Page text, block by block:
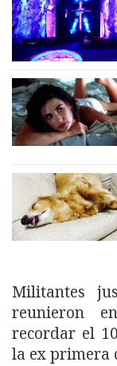
Militantes
reunieron
recordar el
la ex primera